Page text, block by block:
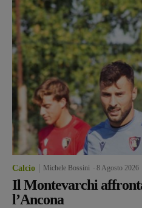
Calcio Michele Bossini 8 Agosto 2026
Il Montevarchi
l’Ancona